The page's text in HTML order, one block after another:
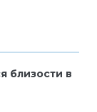
близости в